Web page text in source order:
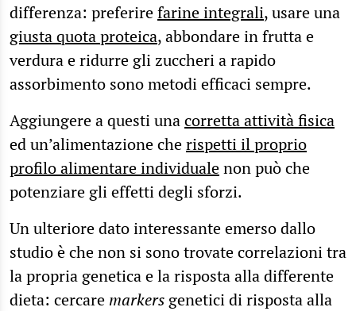
differenza: preferirefarine integrali, usare una
giusta quota proteica, abbondare in frutta e
verdura e ridurre gli zuccheri a rapido
assorbimento sono metodi efficaci sempre.
Aggiungere a questi unacorretta attività fisica
ed un’alimentazione cherispetti il proprio
profilo alimentare individualenon può che
potenziare gli effetti degli sforzi.
Un ulteriore dato interessante emerso dallo
studio è che non si sono trovate correlazioni tra
la propria genetica e la risposta alla differente
dieta: cercare markers genetici di risposta alla